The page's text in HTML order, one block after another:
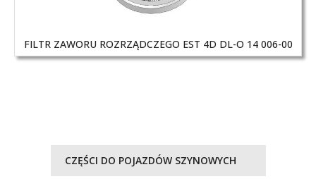
FILTR ZAWORU ROZRZĄDCZEGO EST 4D DL-O 14 006-00
CZĘŚCI DO POJAZDÓW SZYNOWYCH